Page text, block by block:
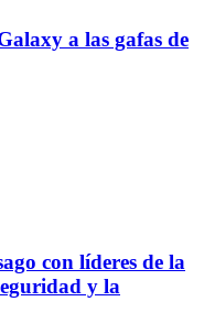
a las gafas de
con líderes de la
y la